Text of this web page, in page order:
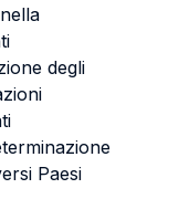
degli
Paesi